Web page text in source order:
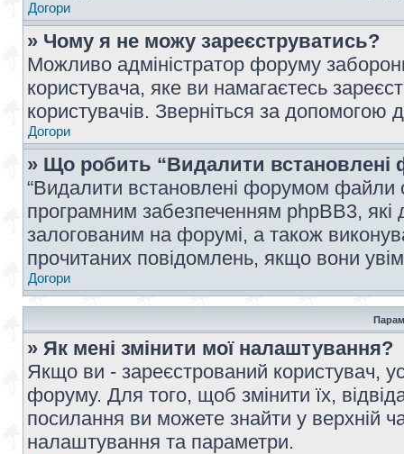
Догори
» Чому я не можу зареєструватись?
Можливо адміністратор форуму
користувача, яке ви намагаєтесь
користувачів. Зверніться за допомогою
Догори
» Що робить “Видалити
“Видалити встановлені форумом файли
програмним забезпеченням phpBB3,
залогованим на форумі, а також
прочитаних повідомлень, якщо вони
Догори
» Як мені змінити мої налаштування?
Якщо ви - зареєстрований користувач,
форуму. Для того, щоб змінити їх,
посилання ви можете знайти у верхній
налаштування та параметри.